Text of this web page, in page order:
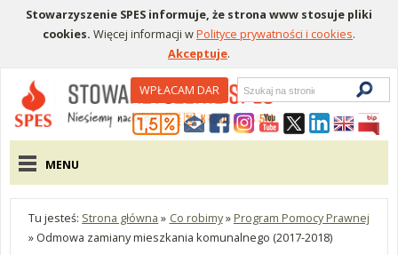
Stowarzyszenie SPES informuje, że strona www stosuje pliki
cookies. Więcej informacji wPolityce prywatności i cookies.
Akceptuje.
Menu pomocniczeWPŁACAM DAR
Wyszukiwarka
Menu główne
MENU
Tu jesteś: Strona główna » Co robimy» Program Pomocy Prawnej
» Odmowa zamiany mieszkania komunalnego (2017-2018)